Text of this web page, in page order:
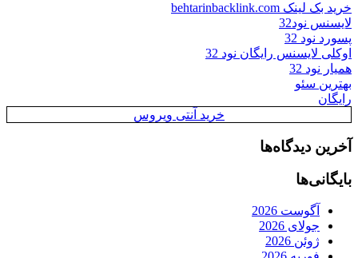
خرید بک لینک behtarinbacklink.com
لایسنس نود32
پسورد نود 32
اوکلی لایسنس رایگان نود 32
همیار نود 32
بهترین سئو
رایگان
خرید آنتی ویروس
آخرین دیدگاه‌ها
بایگانی‌ها
آگوست 2026
جولای 2026
ژوئن 2026